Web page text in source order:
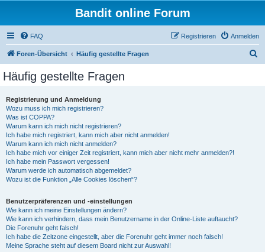
Bandit online Forum
FAQ Anmelden
Registrieren
Foren-Übersicht Häufig gestellte Fragen
Häufig gestellte Fragen
Registrierung und Anmeldung
Wozu muss ich mich registrieren?
Was ist COPPA?
Warum kann ich mich nicht registrieren?
Ich habe mich registriert, kann mich aber nicht anmelden!
Warum kann ich mich nicht anmelden?
Ich habe mich vor einiger Zeit registriert, kann mich aber nicht mehr anmelden?!
Ich habe mein Passwort vergessen!
Warum werde ich automatisch abgemeldet?
Wozu ist die Funktion „Alle Cookies löschen“?
Benutzerpräferenzen und -einstellungen
Wie kann ich meine Einstellungen ändern?
Wie kann ich verhindern, dass mein Benutzername in der Online-Liste auftaucht?
Die Forenuhr geht falsch!
Ich habe die Zeitzone eingestellt, aber die Forenuhr geht immer noch falsch!
Meine Sprache steht auf diesem Board nicht zur Auswahl!